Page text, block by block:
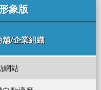
象版
舖/企業組織
網站